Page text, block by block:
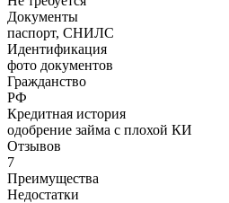
Документы
паспорт, СНИЛС
Идентификация
фото документов
Гражданство
РФ
Кредитная история
одобрение займа с плохой КИ
Отзывов
7
Преимущества
Недостатки